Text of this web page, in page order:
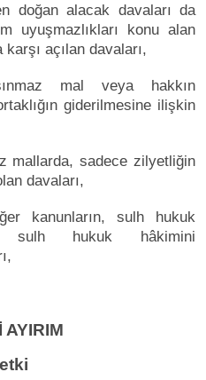
doğan alacak davaları da
uyuşmazlıkları konu alan
açılan davaları,
mal veya hakkın
giderilmesine ilişkin
mallarda, sadece zilyetliğin
davaları,
kanunların, sulh hukuk
sulh hukuk hâkimini
AYIRIM